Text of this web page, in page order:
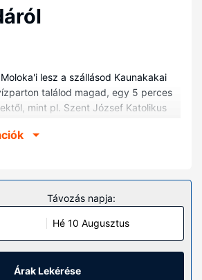
lesz a szállásod Kaunakakai
találod magad, egy 5 perces
mint pl. Szent József Katolikus
km-re található Kaunakakai Móló, ill.
a(z) 45 egyedi dekorációval
melyekben hűtőszekrény és
is található. Kapcsolatban maradhat
vagy éppen üzleti ügyeit
ingyenes vezeték nélküli
is elérhető. A(z) privát fürdőszoba
Távozás napja:
Hé 10 Augusztus
Árak Lekérése